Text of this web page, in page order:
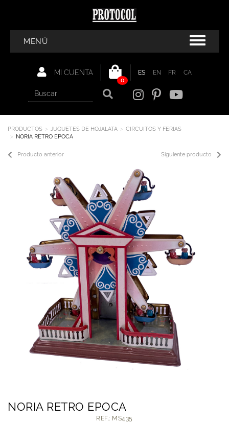
MENÚ
ES EN FR
CA
0
MI CUENTA
PRODUCTOS JUGUETES DE HOJALATA
CIRCUITOS Y FERIAS
NORIA RETRO EPOCA
Siguiente producto
Producto anterior
NORIA RETRO EPOCA
REF.: MS435